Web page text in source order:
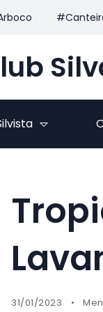
31/01/2023